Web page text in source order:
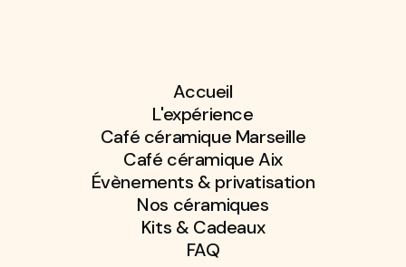
Accueil
L'expérience
Café céramique Marseille
Café céramique Aix
Évènements & privatisation
Nos céramiques
Kits & Cadeaux
FAQ